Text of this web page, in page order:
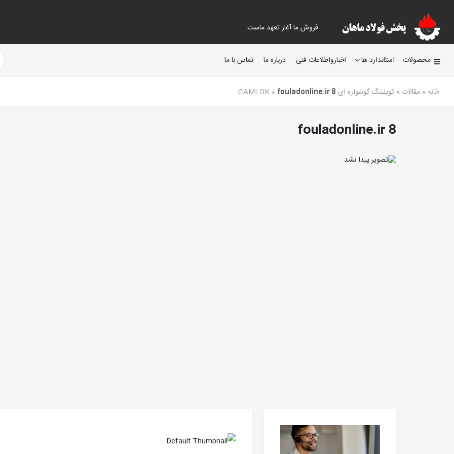
فروش ما آغاز تعهد ماست
محصولات استاندارد ها اخبارواطلاعات فنی درباره ما تماس با ما
خانه » مقالات » کوپلینگ گوشواره ای CAMLOK » fouladonline.ir 8
fouladonline.ir 8